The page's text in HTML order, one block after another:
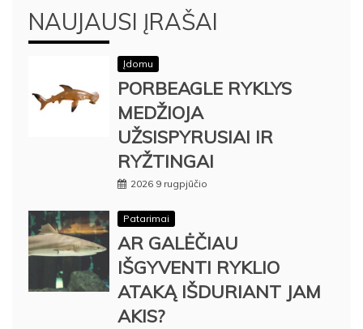
NAUJAUSI ĮRAŠAI
Įdomu
PORBEAGLE RYKLYS
MEDŽIOJA
UŽSISPYRUSIAI IR
RYŽTINGAI
2026 9 rugpjūčio
Patarimai
AR GALĖČIAU
IŠGYVENTI RYKLIO
ATAKĄ IŠDURIANT JAM
AKIS?